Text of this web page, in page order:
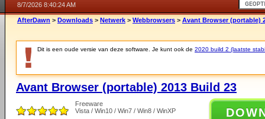
8/7/2026 8:40:24 AM
AfterDawn > Downloads > Netwerk > Webbrowsers > Avant Browser (portable)
Dit is een oude versie van deze software. Je kunt ook de 2020 build 2 (laatste
Avant Browser (portable) 2013 Build 23
Freeware
Vista / Win10 / Win7 / Win8 / WinXP